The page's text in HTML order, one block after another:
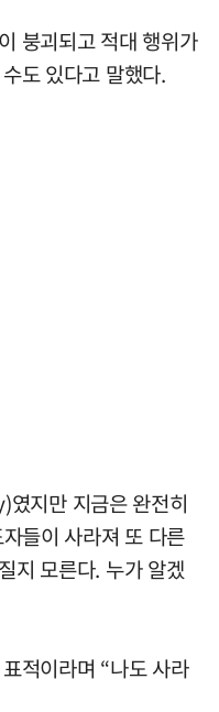
붕괴되고 적대 행위가
도 있다고 말했다.
지만 지금은 완전히
들이 사라져 또 다른
지 모른다. 누가 알겠
적이라며 “나도 사라